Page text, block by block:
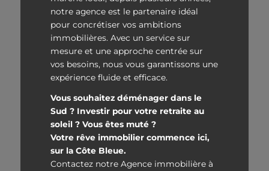
notre agence est le partenaire idéal
pour concrétiser vos ambitions
immobilières. Avec un service sur
mesure et une approche centrée sur
vos besoins, nous vous garantissons une
expérience fluide et efficace.
Vous souhaitez déménager dans le
Sud ? Investir pour votre retraite au
soleil ? Vous êtes muté ?
Votre rêve immobilier commence ici,
sur la Côte Bleue.
Contactez notre Agence immobilière à